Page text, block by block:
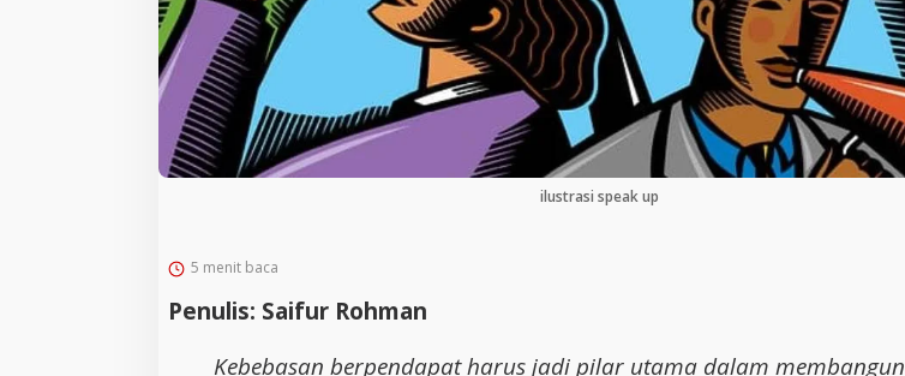
ilustrasi speak up
5 menit baca
Penulis: Saifur Rohman
Kebebasan berpendapat harus jadi pilar utama dalam membangun